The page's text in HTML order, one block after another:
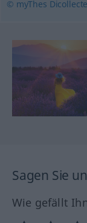
© myThes Dicollecte
Sagen Sie
Wie gefällt